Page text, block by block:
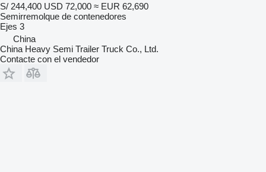
S/ 244,400 USD 72,000 ≈ EUR 62,690
Semirremolque de contenedores
Ejes 3
China
China Heavy Semi Trailer Truck Co., Ltd.
Contacte con el vendedor